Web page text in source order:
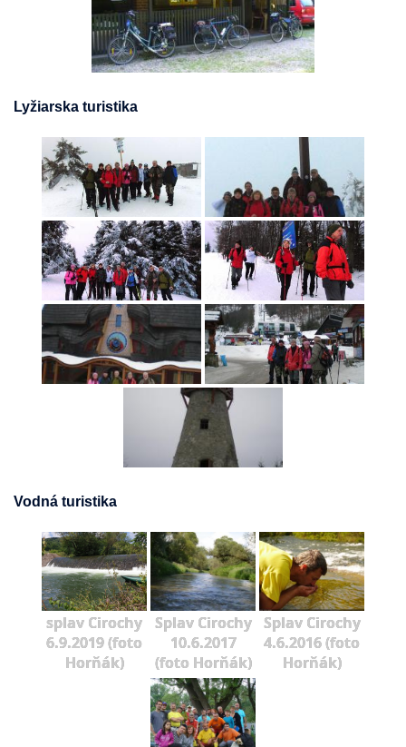
Lyžiarska turistika
Vodná turistika
splav Cirochy
6.9.2019 (foto
Horňák)
Splav Cirochy
10.6.2017
(foto Horňák)
Splav Cirochy
4.6.2016 (foto
Horňák)